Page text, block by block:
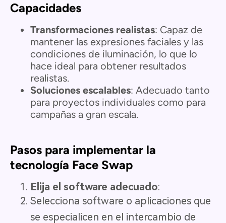
Capacidades
Transformaciones realistas: Capaz de
mantener las expresiones faciales y las
condiciones de iluminación, lo que lo
hace ideal para obtener resultados
realistas.
Soluciones escalables: Adecuado tanto
para proyectos individuales como para
campañas a gran escala.
Pasos para implementar la
tecnología Face Swap
Elija el software adecuado:
Selecciona software o aplicaciones que
se especialicen en el intercambio de